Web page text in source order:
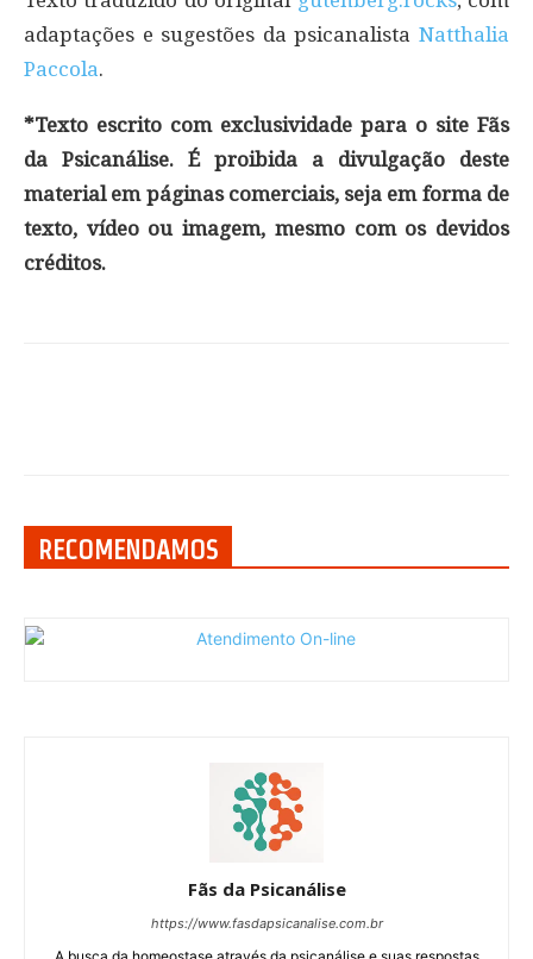
adaptações e sugestões da psicanalista Natthalia
Paccola.
*Texto escrito com exclusividade para o site Fãs
da Psicanálise. É proibida a divulgação deste
material em páginas comerciais, seja em forma de
texto, vídeo ou imagem, mesmo com os devidos
créditos.
RECOMENDAMOS
Fãs da Psicanálise
https://www.fasdapsicanalise.com.br